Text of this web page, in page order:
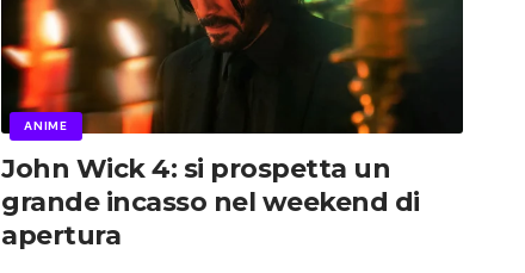
ANIME
John Wick 4: si prospetta un
grande incasso nel weekend di
apertura